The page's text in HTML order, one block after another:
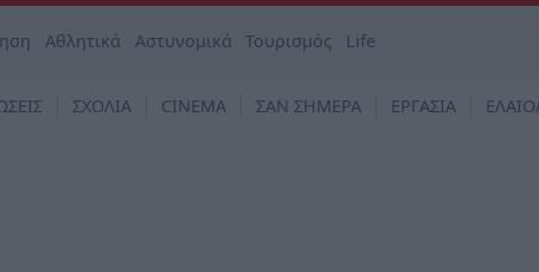
Αθλητικά Αστυνομικά Τουρισμός Life
ΣΧΟΛΙΑ CINEMA ΣΑΝ ΣΗΜΕΡΑ ΕΡΓΑΣΙΑ